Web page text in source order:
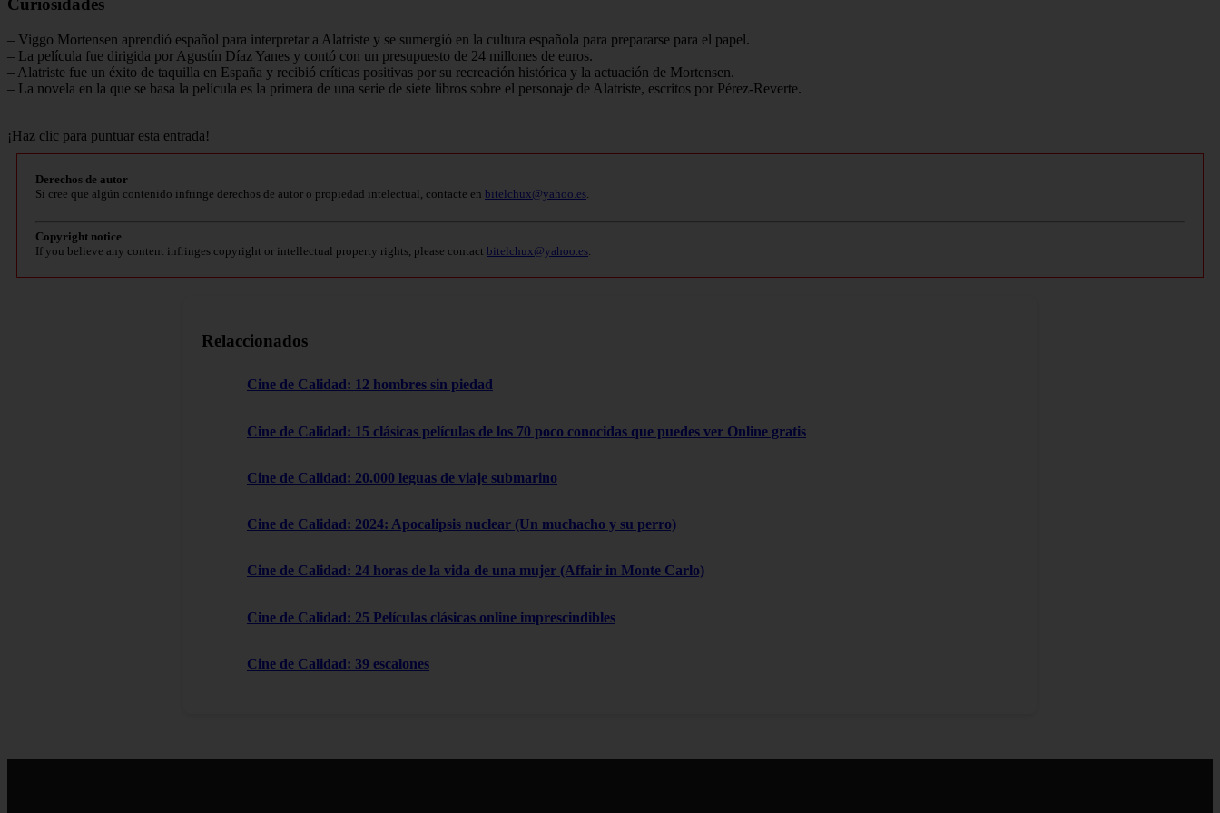
Curiosidades
– Viggo Mortensen aprendió español para interpretar a Alatriste y se sumergió en la cultura española para prepararse para el papel.
– La película fue dirigida por Agustín Díaz Yanes y contó con un presupuesto de 24 millones de euros.
– Alatriste fue un éxito de taquilla en España y recibió críticas positivas por su recreación histórica y la actuación de Mortensen.
– La novela en la que se basa la película es la primera de una serie de siete libros sobre el personaje de Alatriste, escritos por Pérez-Reverte.
¡Haz clic para puntuar esta entrada!
Derechos de autor
Si cree que algún contenido infringe derechos de autor o propiedad intelectual, contacte en bitelchux@yahoo.es
Copyright notice
If you believe any content infringes copyright or intellectual property rights, please contact bitelchux@yahoo.es
Relaccionados
Cine de Calidad: 12 hombres sin piedad
Cine de Calidad: 15 clásicas películas de los 70 poco conocidas que puedes ver Online gratis
Cine de Calidad: 20.000 leguas de viaje submarino
Cine de Calidad: 2024: Apocalipsis nuclear (Un muchacho y su perro)
Cine de Calidad: 24 horas de la vida de una mujer (Affair in Monte Carlo)
Cine de Calidad: 25 Películas clásicas online imprescindibles
Cine de Calidad: 39 escalones